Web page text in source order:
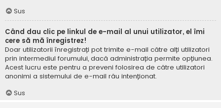
Sus
Când dau clic pe linkul de e-mail al unui utilizator, el îmi
cere să mă înregistrez!
Doar utilizatorii înregistrați pot trimite e-mail către alți utilizatori
prin intermediul forumului, dacă administrația permite opțiunea.
Acest lucru este pentru a preveni folosirea de către utilizatori
anonimi a sistemului de e-mail rău intenționat.
Sus